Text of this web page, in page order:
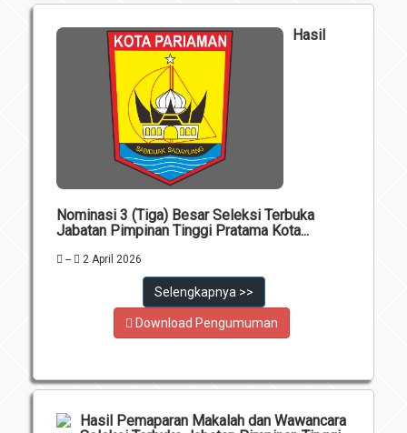
Hasil
Nominasi 3 (Tiga) Besar Seleksi Terbuka
Jabatan Pimpinan Tinggi Pratama Kota...
-- 2 April 2026
Selengkapnya >>
Download Pengumuman
Hasil Pemaparan Makalah dan Wawancara